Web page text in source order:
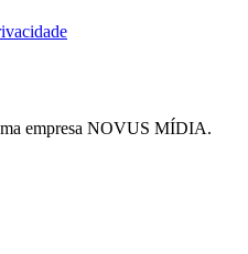
empresa NOVUS MÍDIA.